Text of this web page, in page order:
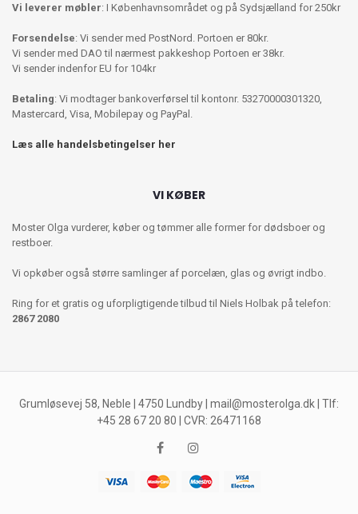
Vi leverer møbler: I Københavnsområdet og på Sydsjælland for 250kr
Forsendelse: Vi sender med PostNord. Portoen er 80kr.
Vi sender med DAO til nærmest pakkeshop Portoen er 38kr.
Vi sender indenfor EU for 104kr
Betaling: Vi modtager bankoverførsel til kontonr. 53270000301320,
Mastercard, Visa, Mobilepay og PayPal.
Læs alle handelsbetingelser her
VI KØBER
Moster Olga vurderer, køber og tømmer alle former for dødsboer og
restboer.
Vi opkøber også større samlinger af porcelæn, glas og øvrigt indbo.
Ring for et gratis og uforpligtigende tilbud til Niels Holbak på telefon:
2867 2080
Grumløsevej 58, Neble | 4750 Lundby | mail@mosterolga.dk | Tlf:
+45 28 67 20 80 | CVR: 26471168